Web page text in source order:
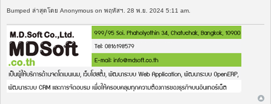
Bumped ล่าสุดโดย Anonymous on พฤหัสฯ. 28 พ.ย. 2024 5:11 am.